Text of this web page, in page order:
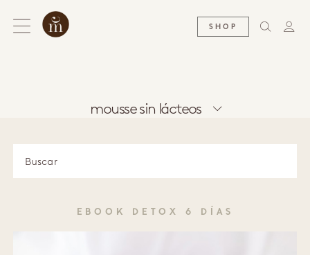
SHOP
mousse sin lácteos
EBOOK DETOX 6 DÍAS